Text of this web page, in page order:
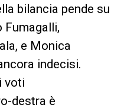
bilancia pende su
Fumagalli,
e Monica
indecisi.
voti
destra è